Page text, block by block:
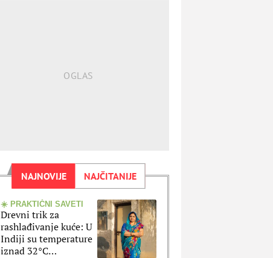
NAJNOVIJE NAJČITANIJE
☀️ PRAKTIČNI SAVETI
Drevni trik za
rashlađivanje kuće: U
Indiji su temperature
iznad 32°C